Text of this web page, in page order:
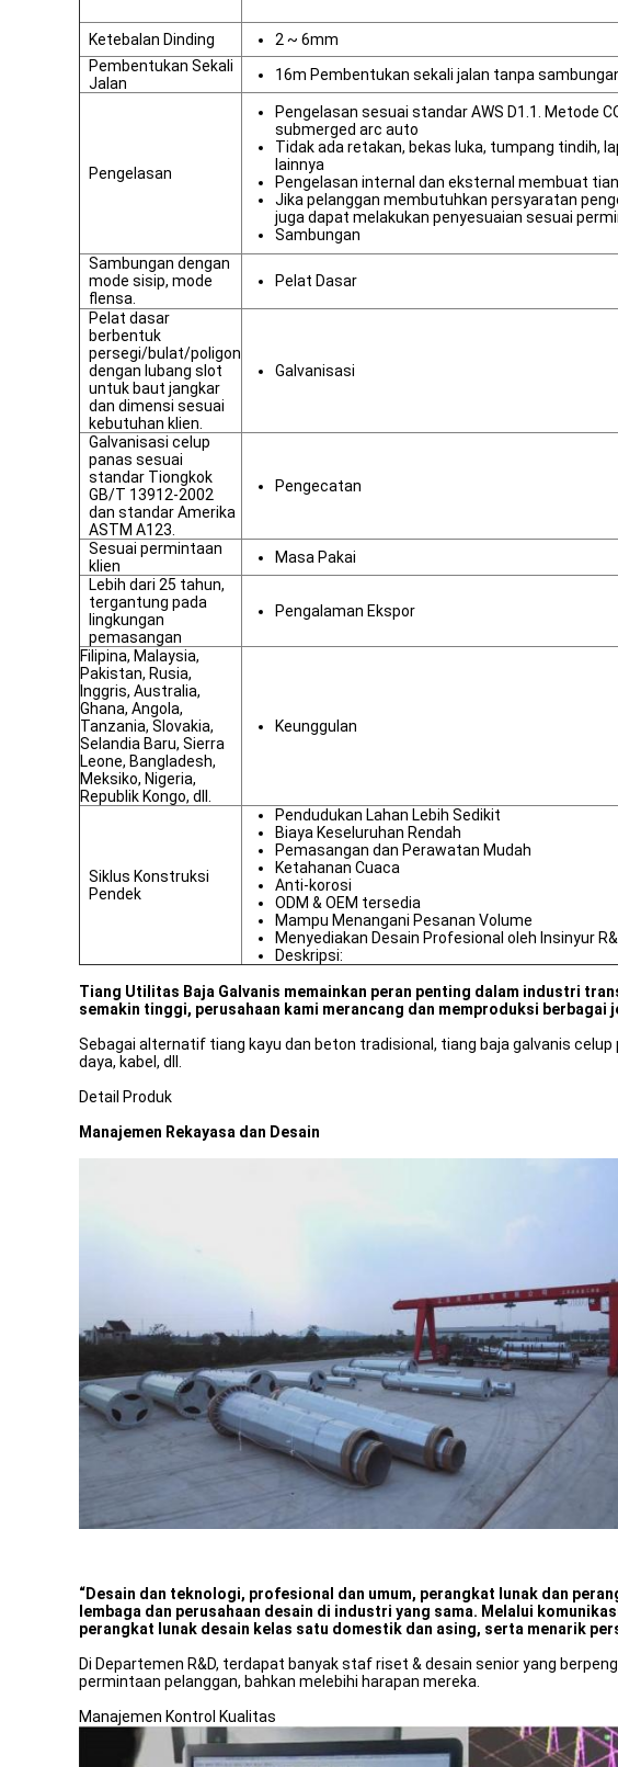
Ketebalan Dinding
2 ~ 6mm
Pembentukan Sekali
Jalan
16m Pembentukan sekali jalan tanpa
Pengelasan
Pengelasan sesuai standar AWS D1.1. Metode
submerged arc auto
Tidak ada retakan, bekas luka, tumpang tindih,
lainnya
Pengelasan internal dan eksternal membuat
Jika pelanggan membutuhkan persyaratan
juga dapat melakukan penyesuaian sesuai
Sambungan
Sambungan dengan
mode sisip, mode
flensa.
Pelat Dasar
Pelat dasar
berbentuk
persegi/bulat/poligon
dengan lubang slot
untuk baut jangkar
dan dimensi sesuai
kebutuhan klien.
Galvanisasi
Galvanisasi celup
panas sesuai
standar Tiongkok
GB/T 13912-2002
dan standar Amerika
ASTM A123.
Pengecatan
Sesuai permintaan
klien
Masa Pakai
Lebih dari 25 tahun,
tergantung pada
lingkungan
pemasangan
Pengalaman Ekspor
Filipina, Malaysia,
Pakistan, Rusia,
Inggris, Australia,
Ghana, Angola,
Tanzania, Slovakia,
Selandia Baru, Sierra
Leone, Bangladesh,
Meksiko, Nigeria,
Republik Kongo, dll.
Keunggulan
Siklus Konstruksi
Pendek
Pendudukan Lahan Lebih Sedikit
Biaya Keseluruhan Rendah
Pemasangan dan Perawatan Mudah
Ketahanan Cuaca
Anti-korosi
ODM & OEM tersedia
Mampu Menangani Pesanan Volume
Menyediakan Desain Profesional oleh Insinyur
Deskripsi:
Tiang Utilitas Baja Galvanis memainkan peran penting dalam industri
semakin tinggi, perusahaan kami merancang dan memproduksi
Sebagai alternatif tiang kayu dan beton tradisional, tiang baja galvanis
daya, kabel, dll.
Detail Produk
Manajemen Rekayasa dan Desain
“Desain dan teknologi, profesional dan umum, perangkat lunak dan
lembaga dan perusahaan desain di industri yang sama. Melalui
perangkat lunak desain kelas satu domestik dan asing, serta menarik
Di Departemen R&D, terdapat banyak staf riset & desain senior yang
permintaan pelanggan, bahkan melebihi harapan mereka.
Manajemen Kontrol Kualitas